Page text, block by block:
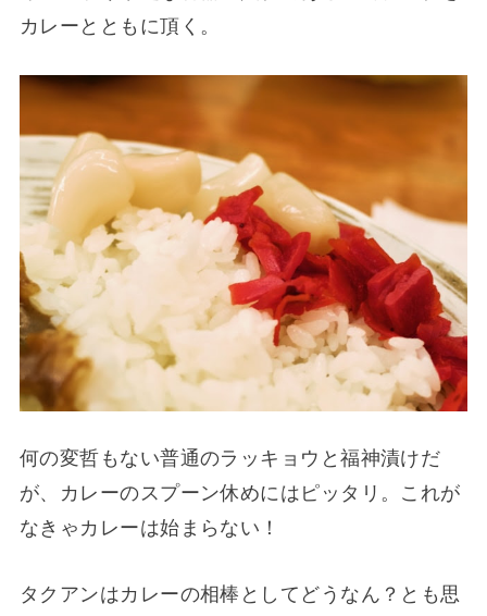
カレーとともに頂く。
何の変哲もない普通のラッキョウと福神漬けだ
が、カレーのスプーン休めにはピッタリ。これが
なきゃカレーは始まらない！
タクアンはカレーの相棒としてどうなん？とも思